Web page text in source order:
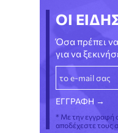
ΟΙ
Όσα πρέπει
για να
* Με την εγγραφή
αποδέχεστε τους